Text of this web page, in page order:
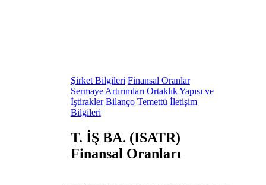
Şirket Bilgileri Finansal Oranlar
Sermaye Artırımları Ortaklık Yapısı ve
İştirakler Bilanço Temettü İletişim
Bilgileri
T. İŞ BA. (ISATR)
Finansal Oranları